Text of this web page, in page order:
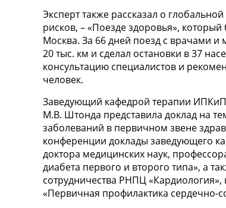
Эксперт также рассказал о
рисков, – «Поезде здоровья»,
Москва. За 66 дней поезд с врачами
20 тыс. км и сделал остановки в 37
консультацию специалистов и
человек.
Заведующий кафедрой терапии
М.В. Штонда представила доклад на
заболеваний в первичном звене
конференции доклады заведующего
доктора медицинских наук,
диабета первого и второго типа», а
сотрудничества РНПЦ
«Первичная профилактика сердечно-